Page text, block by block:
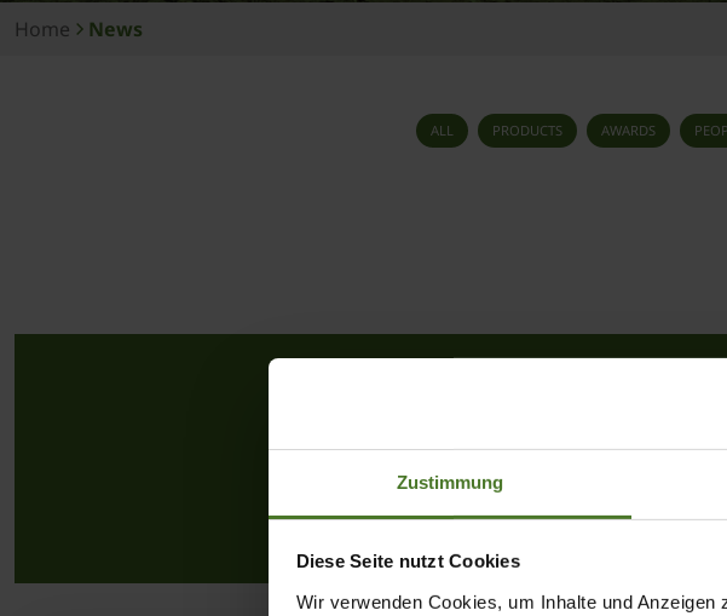
Zustimmung
Diese Seite nutzt Cookies
Wir verwenden Cookies, um Inhalte und
Home News
ALL PRODUCTS AWARDS